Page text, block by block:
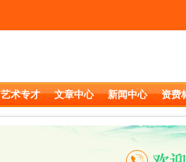
艺术专才 文章中心 新闻中心 资费